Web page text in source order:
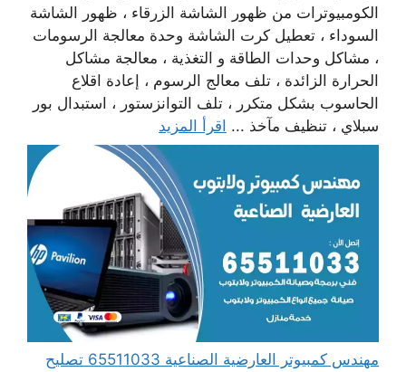
الكومبيوترات من ظهور الشاشة الزرقاء ، ظهور الشاشة
السوداء ، تعطيل كرت الشاشة وحدة معالجة الرسومات
، مشاكل وحدات الطاقة و التغذية ، معالجة مشاكل
الحرارة الزائدة ، تلف معالج الرسوم ، إعادة اقلاع
الحاسوب بشكل متكرر ، تلف التوانزستور ، استبدال بور
سبلاي ، تنظيف مآخذ ... اقرأ المزيد
مهندس كمبيوتر العارضية الصناعية 65511033 تصليح